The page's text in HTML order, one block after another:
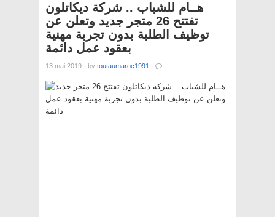
هــام للشباب .. شركة ديكاتلون
تفتتح 26 متجر جديد وتعلن عن
توظيف الطلبة بدون تجربة مهنية
بعقود عمل دائمة
13 mai 2019 · by toutaumaroc1991 ·